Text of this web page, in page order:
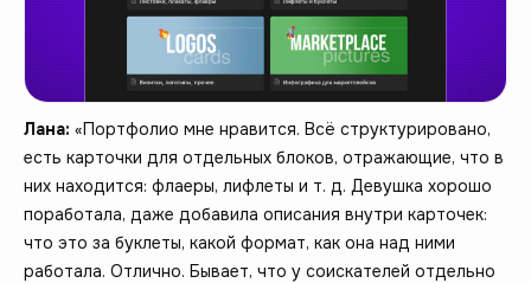
Лана: «Портфолио мне нравится. Всё структурировано,
есть карточки для отдельных блоков, отражающие, что в
них находится: флаеры, лифлеты и т. д. Девушка хорошо
поработала, даже добавила описания внутри карточек:
что это за буклеты, какой формат, как она над ними
работала. Отлично. Бывает, что у соискателей отдельно